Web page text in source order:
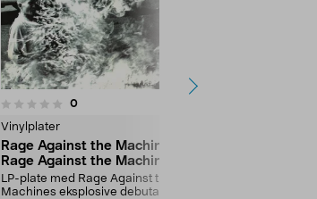
0anmeldelser
Vinylplater
Rage Against the Machine
Rage Against the Machine
vinylplate
LP-plate med Rage Against the
Machines eksplosive debutalbum.
5.0 av 5 stjerner